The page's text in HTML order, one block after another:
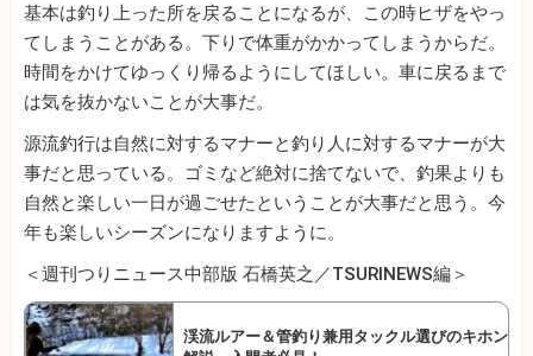
基本は釣り上った所を戻ることになるが、この時ヒザをやっ
てしまうことがある。下りで体重がかかってしまうからだ。
時間をかけてゆっくり帰るようにしてほしい。車に戻るまで
は気を抜かないことが大事だ。
源流釣行は自然に対するマナーと釣り人に対するマナーが大
事だと思っている。ゴミなど絶対に捨てないで、釣果よりも
自然と楽しい一日が過ごせたということが大事だと思う。今
年も楽しいシーズンになりますように。
＜週刊つりニュース中部版 石橋英之／TSURINEWS編＞
渓流ルアー＆管釣り兼用タックル選びのキホン